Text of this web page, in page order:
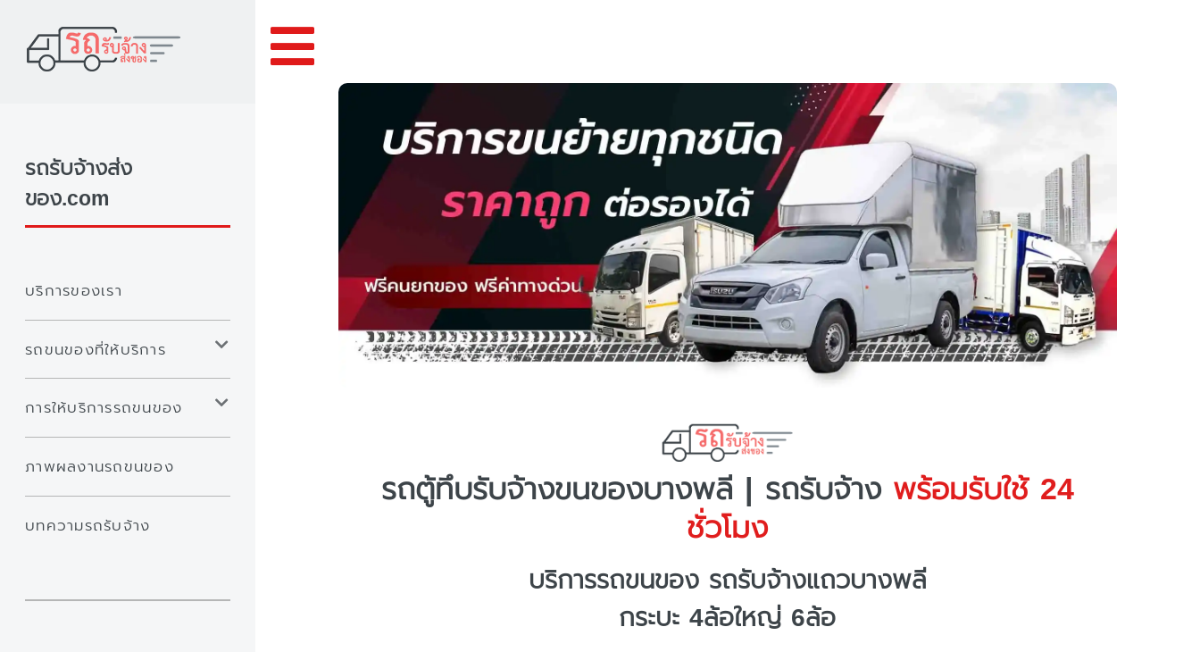
รถตู้ทึบรับจ้างขนของบางพลี | รถรับจ้างพร้อมรับใช้ 24
ชั่วโมง
บริการรถขนของ รถรับจ้างแถวบางพลี
กระบะ 4ล้อใหญ่ 6ล้อ
รถรับจ้างส่ง
ของ.com
บริการของเรา
รถขนของที่ให้บริการ
การให้บริการรถขนของ
ภาพผลงานรถขนของ
บทความรถรับจ้าง